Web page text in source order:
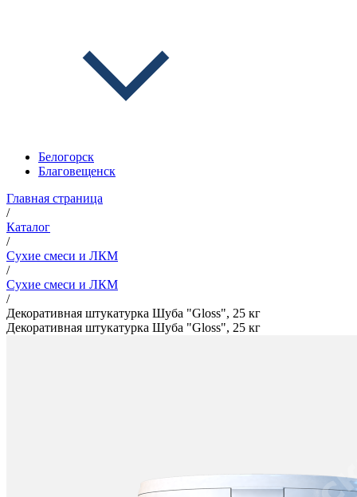
Белогорск
Благовещенск
Главная страница
/
Каталог
/
Сухие смеси и ЛКМ
/
Сухие смеси и ЛКМ
/
Декоративная штукатурка Шуба "Gloss", 25 кг
Декоративная штукатурка Шуба "Gloss", 25 кг